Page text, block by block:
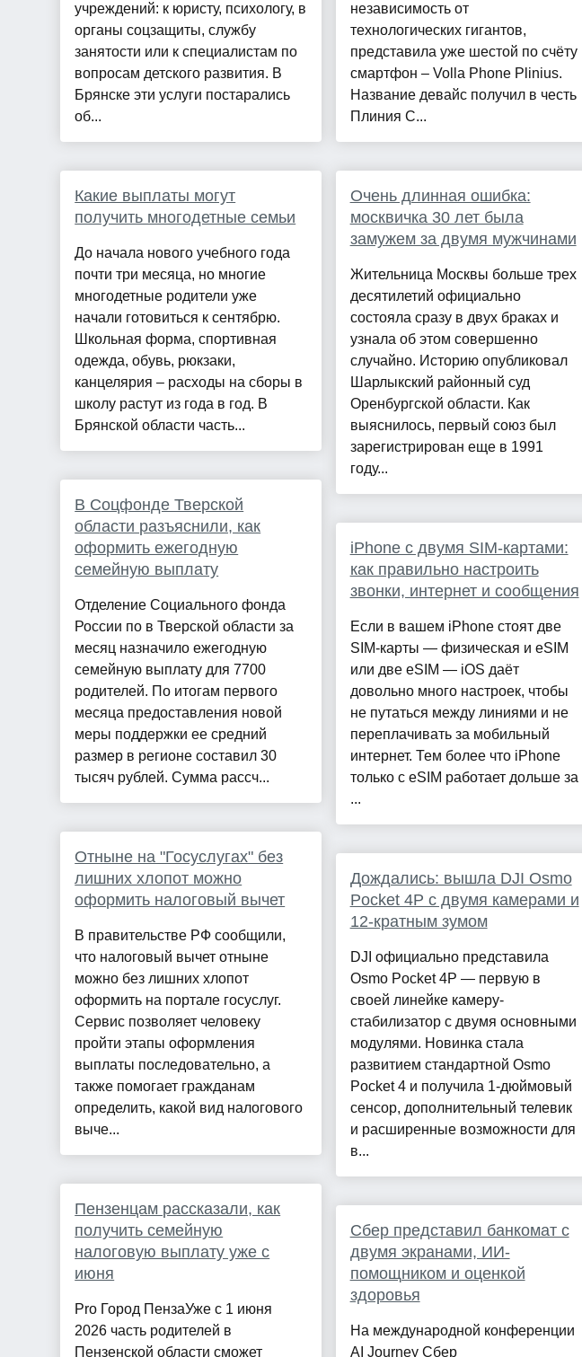
учреждений: к юристу, психологу, в
органы соцзащиты, службу
занятости или к специалистам по
вопросам детского развития. В
Брянске эти услуги постарались
об...
Какие выплаты могут
получить многодетные семьи
До начала нового учебного года
почти три месяца, но многие
многодетные родители уже
начали готовиться к сентябрю.
Школьная форма, спортивная
одежда, обувь, рюкзаки,
канцелярия – расходы на сборы в
школу растут из года в год. В
Брянской области часть...
В Соцфонде Тверской
области разъяснили, как
оформить ежегодную
семейную выплату
Отделение Социального фонда
России по в Тверской области за
месяц назначило ежегодную
семейную выплату для 7700
родителей. По итогам первого
месяца предоставления новой
меры поддержки ее средний
размер в регионе составил 30
тысяч рублей. Сумма рассч...
Отныне на "Госуслугах" без
лишних хлопот можно
оформить налоговый вычет
В правительстве РФ сообщили,
что налоговый вычет отныне
можно без лишних хлопот
оформить на портале госуслуг.
Сервис позволяет человеку
пройти этапы оформления
выплаты последовательно, а
также помогает гражданам
определить, какой вид налогового
выче...
Пензенцам рассказали, как
получить семейную
налоговую выплату уже с
июня
Pro Город ПензаУже с 1 июня
2026 часть родителей в
Пензенской области сможет
независимость от
технологических гигантов,
представила уже шестой по счёту
смартфон – Volla Phone Plinius.
Название девайс получил в честь
Плиния С...
Очень длинная ошибка:
москвичка 30 лет была
замужем за двумя мужчинами
Жительница Москвы больше трех
десятилетий официально
состояла сразу в двух браках и
узнала об этом совершенно
случайно. Историю опубликовал
Шарлыкский районный суд
Оренбургской области. Как
выяснилось, первый союз был
зарегистрирован еще в 1991
году...
iPhone с двумя SIM-картами:
как правильно настроить
звонки, интернет и сообщения
Если в вашем iPhone стоят две
SIM-карты — физическая и eSIM
или две eSIM — iOS даёт
довольно много настроек, чтобы
не путаться между линиями и не
переплачивать за мобильный
интернет. Тем более что iPhone
только с eSIM работает дольше за
...
Дождались: вышла DJI Osmo
Pocket 4P с двумя камерами и
12-кратным зумом
DJI официально представила
Osmo Pocket 4P — первую в
своей линейке камеру-
стабилизатор с двумя основными
модулями. Новинка стала
развитием стандартной Osmo
Pocket 4 и получила 1-дюймовый
сенсор, дополнительный телевик
и расширенные возможности для
в...
Сбер представил банкомат с
двумя экранами, ИИ-
помощником и оценкой
здоровья
На международной конференции
AI Journey Сбер